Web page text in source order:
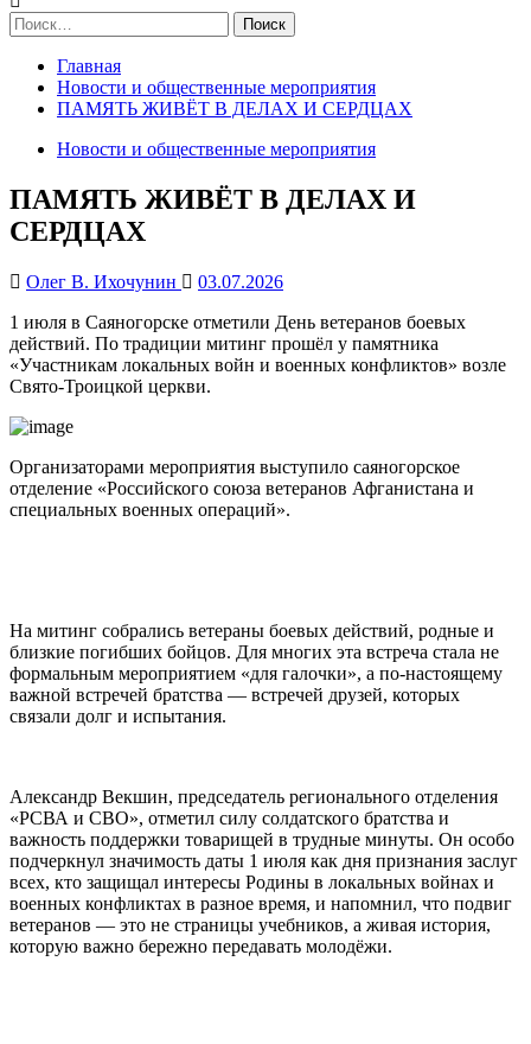
Найти:
Главная
Новости и общественные мероприятия
ПАМЯТЬ ЖИВЁТ В ДЕЛАХ И СЕРДЦАХ
Новости и общественные мероприятия
ПАМЯТЬ ЖИВЁТ В ДЕЛАХ И
СЕРДЦАХ
Олег В. Ихочунин
03.07.2026
1 июля в Саяногорске отметили День ветеранов боевых
действий. По традиции митинг прошёл у памятника
«Участникам локальных войн и военных конфликтов» возле
Свято‑Троицкой церкви.
Организаторами мероприятия выступило саяногорское
отделение «Российского союза ветеранов Афганистана и
специальных военных операций».
На митинг собрались ветераны боевых действий, родные и
близкие погибших бойцов. Для многих эта встреча стала не
формальным мероприятием «для галочки», а по‑настоящему
важной встречей братства — встречей друзей, которых
связали долг и испытания.
Александр Векшин, председатель регионального отделения
«РСВА и СВО», отметил силу солдатского братства и
важность поддержки товарищей в трудные минуты. Он особо
подчеркнул значимость даты 1 июля как дня признания заслуг
всех, кто защищал интересы Родины в локальных войнах и
военных конфликтах в разное время, и напомнил, что подвиг
ветеранов — это не страницы учебников, а живая история,
которую важно бережно передавать молодёжи.